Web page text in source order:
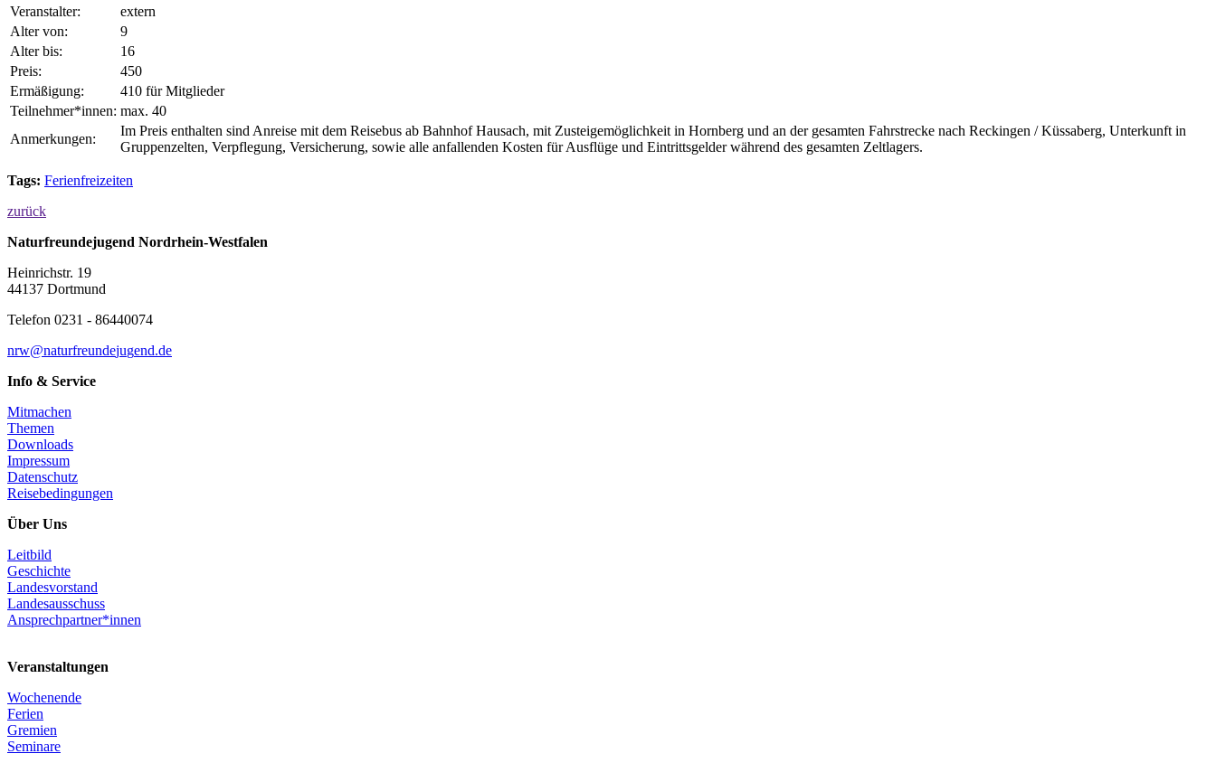
Veranstalter:
extern
Alter von:
9
Alter bis:
16
Preis:
450
Ermäßigung:
410 für Mitglieder
Teilnehmer*innen: max. 40
Anmerkungen:
Im Preis enthalten sind Anreise mit dem Reisebus ab Bahnhof Hausach, mit Zusteigemöglichkeit in Hornberg und an der gesamten Fahrstrecke nach Reckingen / Küssaberg, Unterkunft in
Gruppenzelten, Verpflegung, Versicherung, sowie alle anfallenden Kosten für Ausflüge und Eintrittsgelder während des gesamten Zeltlagers.
Tags: Ferienfreizeiten
zurück
Naturfreundejugend Nordrhein-Westfalen
Heinrichstr. 19
44137 Dortmund
Telefon 0231 - 86440074
nrw@naturfreundejugend.de
Info & Service
Mitmachen
Themen
Downloads
Impressum
Datenschutz
Reisebedingungen
Über Uns
Leitbild
Geschichte
Landesvorstand
Landesausschuss
Ansprechpartner*innen
Veranstaltungen
Wochenende
Ferien
Gremien
Seminare